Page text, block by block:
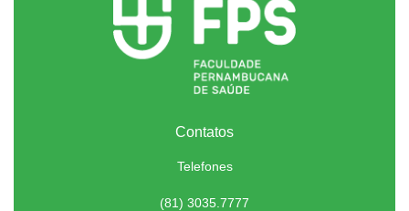
Contatos
Telefones
(81) 3035.7777